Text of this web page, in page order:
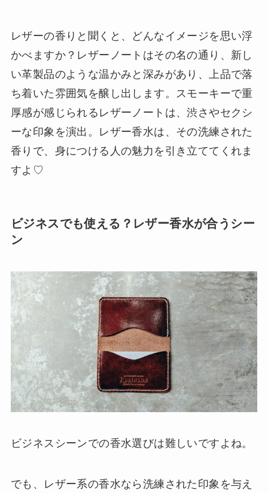
レザーの香りと聞くと、どんなイメージを思い浮
かべますか？レザーノートはその名の通り、新し
い革製品のような温かみと深みがあり、上品で落
ち着いた雰囲気を醸し出します。スモーキーで重
厚感が感じられるレザーノートは、渋さやセクシ
ーな印象を演出。レザー香水は、その洗練された
香りで、身につける人の魅力を引き立ててくれま
すよ♡
ビジネスでも使える？レザー香水が合うシー
ン
ビジネスシーンでの香水選びは難しいですよね。
でも、レザー系の香水なら洗練された印象を与え